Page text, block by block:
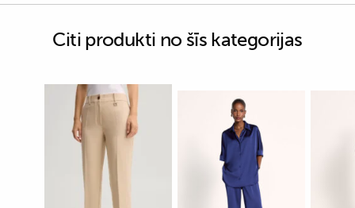
Citi produkti no šīs kategorijas